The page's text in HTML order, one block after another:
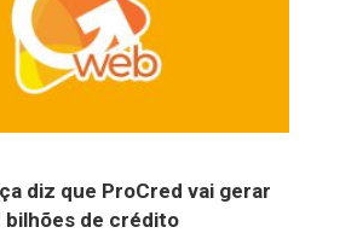
diz que ProCred vai gerar
bilhões de crédito